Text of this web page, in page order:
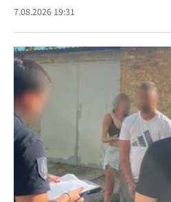
7.08.2026 19:31